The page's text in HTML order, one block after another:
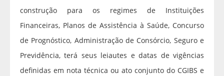
construção para os regimes de Instituições
Financeiras, Planos de Assistência à Saúde, Concurso
de Prognóstico, Administração de Consórcio, Seguro e
Previdência, terá seus leiautes e datas de vigências
definidas em nota técnica ou ato conjunto do CGIBS e